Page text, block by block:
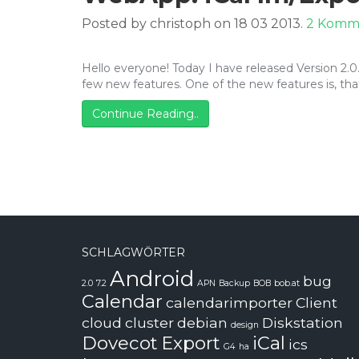
Posted by christoph on 18 03 2013. 2
Hello everyone! Today I have released Version
few new features. One of the new features is,
Continue Reading..
SCHLAGWÖRTER
2.0 7.2 Android APN Backup BOB bob.at bug
Calendar calendarimporterClient
cloud clusterdebian design Diskstation
Dovecot Export G4 ha iCal ics